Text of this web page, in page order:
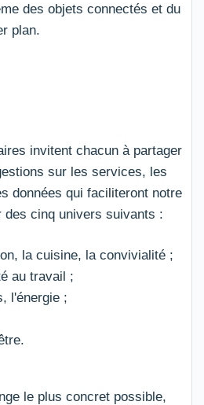
des objets connectés et du
plan.
invitent chacun à partager
sur les services, les
données qui faciliteront notre
des cinq univers suivants :
la cuisine, la convivialité ;
au travail ;
l'énergie ;
le plus concret possible,